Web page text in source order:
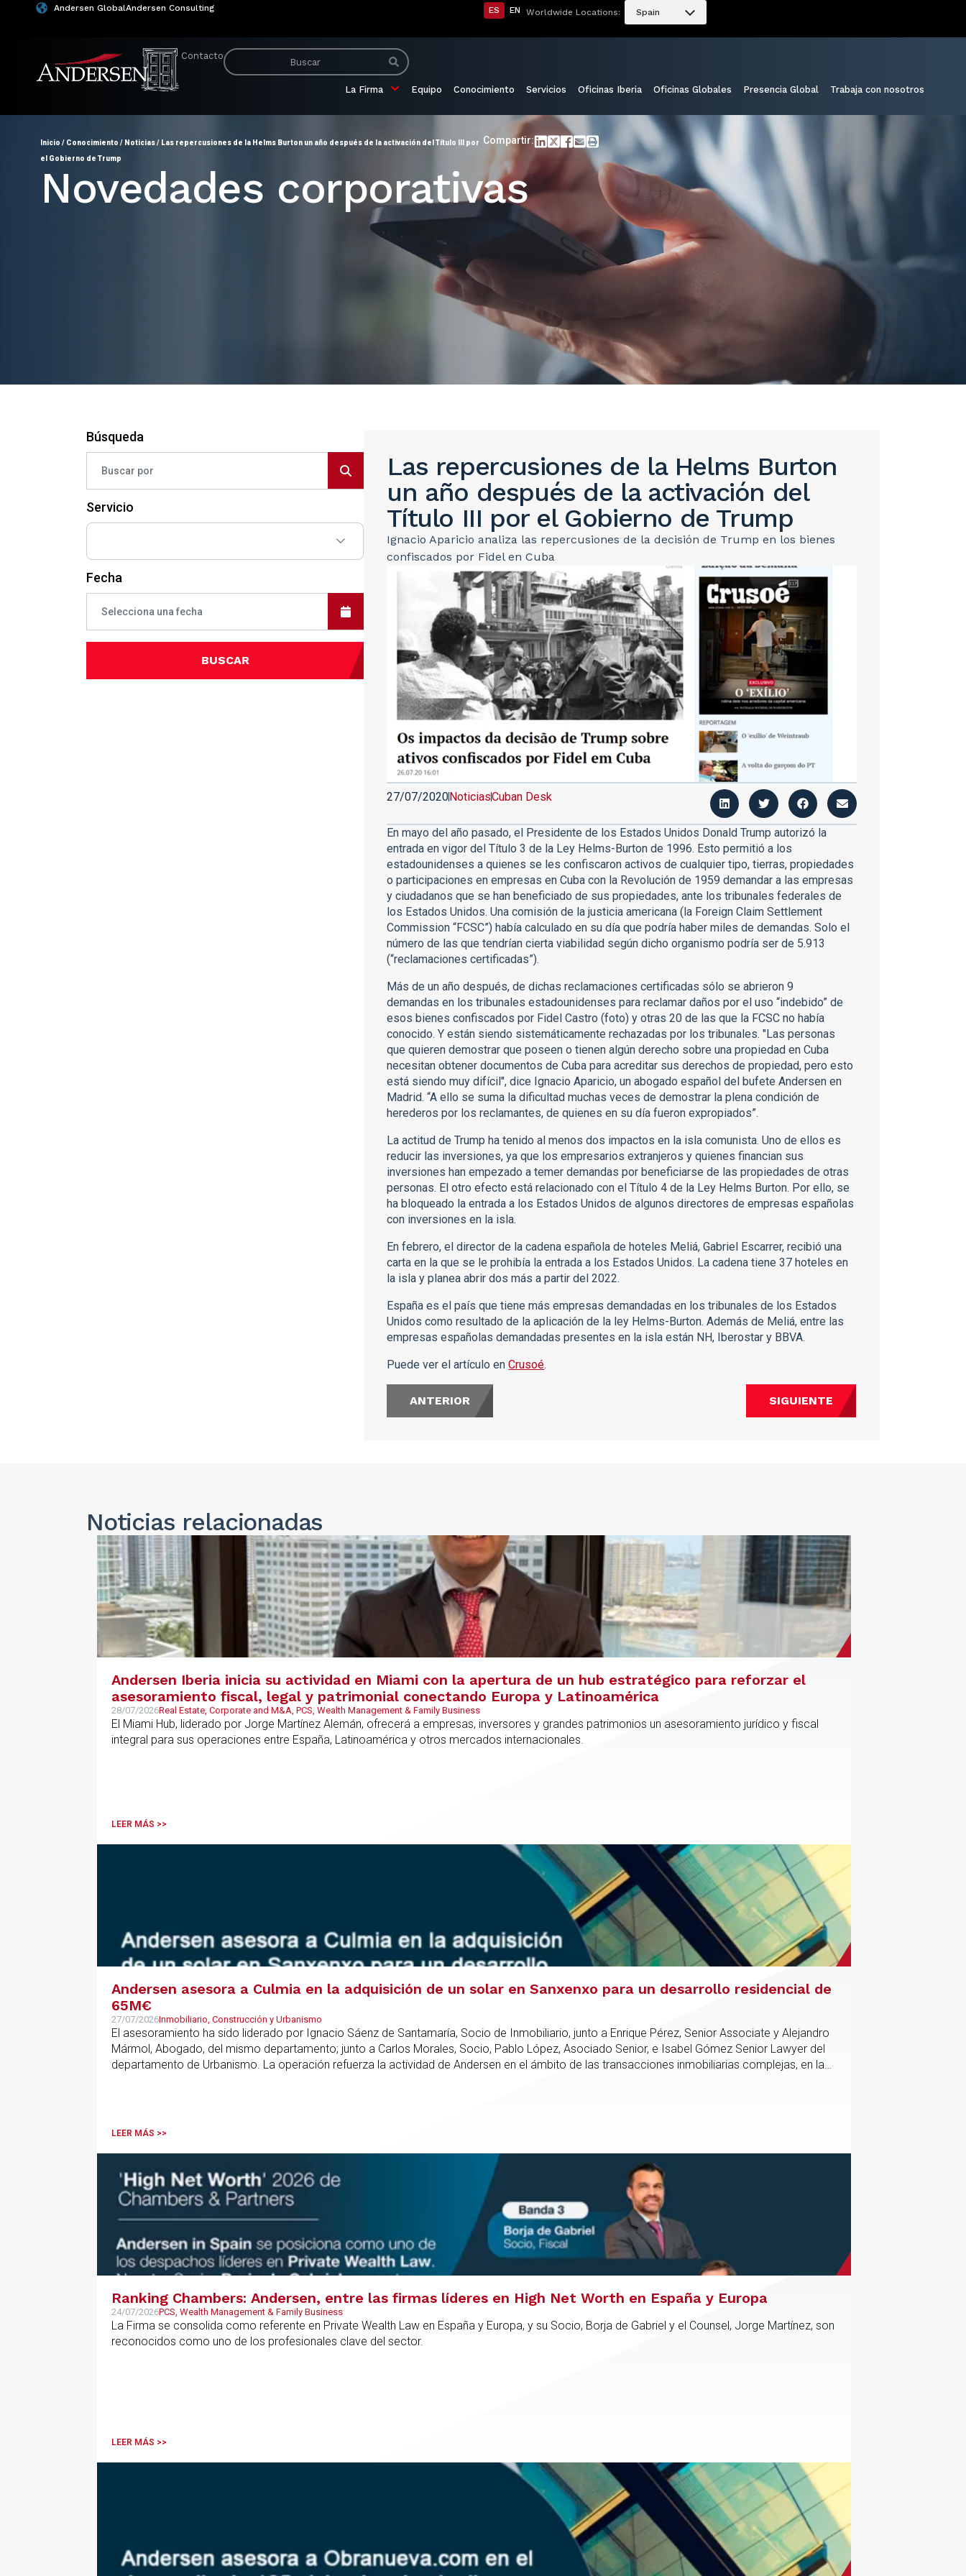
Andersen GlobalAndersen Consulting ES EN Worldwide Locations: Spain
Contacto
La Firma Equipo Conocimiento Servicios Oficinas Iberia Oficinas Globales Presencia Global Trabaja con nosotros
Inicio / Conocimiento / Noticias/ Las repercusiones de la Helms Burton un año después de la activación del Título III por
el Gobierno de Trump
Compartir:
Novedades corporativas
Búsqueda
Servicio
Fecha
BUSCAR
Las repercusiones de la Helms Burton
un año después de la activación del
Título III por el Gobierno de Trump
Ignacio Aparicio analiza las repercusiones de la decisión de Trump en los bienes
confiscados por Fidel en Cuba
27/07/2020NoticiasCuban Desk
En mayo del año pasado, el Presidente de los Estados Unidos Donald Trump autorizó la
entrada en vigor del Título 3 de la Ley Helms-Burton de 1996. Esto permitió a los
estadounidenses a quienes se les confiscaron activos de cualquier tipo, tierras, propiedades
o participaciones en empresas en Cuba con la Revolución de 1959 demandar a las empresas
y ciudadanos que se han beneficiado de sus propiedades, ante los tribunales federales de
los Estados Unidos. Una comisión de la justicia americana (la Foreign Claim Settlement
Commission “FCSC”) había calculado en su día que podría haber miles de demandas. Solo el
número de las que tendrían cierta viabilidad según dicho organismo podría ser de 5.913
(“reclamaciones certificadas”).
Más de un año después, de dichas reclamaciones certificadas sólo se abrieron 9
demandas en los tribunales estadounidenses para reclamar daños por el uso “indebido” de
esos bienes confiscados por Fidel Castro (foto) y otras 20 de las que la FCSC no había
conocido. Y están siendo sistemáticamente rechazadas por los tribunales. "Las personas
que quieren demostrar que poseen o tienen algún derecho sobre una propiedad en Cuba
necesitan obtener documentos de Cuba para acreditar sus derechos de propiedad, pero esto
está siendo muy difícil", dice Ignacio Aparicio, un abogado español del bufete Andersen en
Madrid. “A ello se suma la dificultad muchas veces de demostrar la plena condición de
herederos por los reclamantes, de quienes en su día fueron expropiados”.
La actitud de Trump ha tenido al menos dos impactos en la isla comunista. Uno de ellos es
reducir las inversiones, ya que los empresarios extranjeros y quienes financian sus
inversiones han empezado a temer demandas por beneficiarse de las propiedades de otras
personas. El otro efecto está relacionado con el Título 4 de la Ley Helms Burton. Por ello, se
ha bloqueado la entrada a los Estados Unidos de algunos directores de empresas españolas
con inversiones en la isla.
En febrero, el director de la cadena española de hoteles Meliá, Gabriel Escarrer, recibió una
carta en la que se le prohibía la entrada a los Estados Unidos. La cadena tiene 37 hoteles en
la isla y planea abrir dos más a partir del 2022.
España es el país que tiene más empresas demandadas en los tribunales de los Estados
Unidos como resultado de la aplicación de la ley Helms-Burton. Además de Meliá, entre las
empresas españolas demandadas presentes en la isla están NH, Iberostar y BBVA.
Puede ver el artículo enCrusoé.
ANTERIOR SIGUIENTE
Noticias relacionadas
Andersen Iberia inicia su actividad en Miami con la apertura de un hub estratégico para reforzar el
asesoramiento fiscal, legal y patrimonial conectando Europa y Latinoamérica
28/07/2026Real Estate, Corporate and M&A, PCS, Wealth Management & Family Business
El Miami Hub, liderado por Jorge Martínez Alemán, ofrecerá a empresas, inversores y grandes patrimonios un asesoramiento jurídico y fiscal
integral para sus operaciones entre España, Latinoamérica y otros mercados internacionales.
LEER MÁS >>
Andersen asesora a Culmia en la adquisición de un solar en Sanxenxo para un desarrollo residencial de
65M€
27/07/2026Inmobiliario, Construcción y Urbanismo
El asesoramiento ha sido liderado por Ignacio Sáenz de Santamaría, Socio de Inmobiliario, junto a Enrique Pérez, Senior Associate y Alejandro
Mármol, Abogado, del mismo departamento; junto a Carlos Morales, Socio, Pablo López, Asociado Senior, e Isabel Gómez Senior Lawyer del
departamento de Urbanismo. La operación refuerza la actividad de Andersen en el ámbito de las transacciones inmobiliarias complejas, en las
LEER MÁS >>
Ranking Chambers: Andersen, entre las firmas líderes en High Net Worth en España y Europa
24/07/2026PCS, Wealth Management & Family Business
La Firma se consolida como referente en Private Wealth Law en España y Europa, y su Socio, Borja de Gabriel y el Counsel, Jorge Martínez, son
reconocidos como uno de los profesionales clave del sector.
LEER MÁS >>